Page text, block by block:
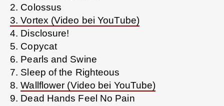
2. Colossus
3. Vortex (Video bei YouTube)
4. Disclosure!
5. Copycat
6. Pearls and Swine
7. Sleep of the Righteous
8.Wallflower (Video bei YouTube)
9. Dead Hands Feel No Pain